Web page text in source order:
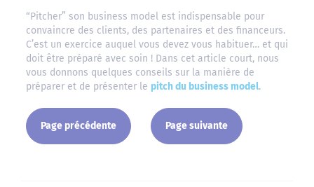
“Pitcher” son business model est indispensable pour
convaincre des clients, des partenaires et des financeurs.
C’est un exercice auquel vous devez vous habituer… et qui
doit être préparé avec soin ! Dans cet article court, nous
vous donnons quelques conseils sur la manière de
préparer et de présenter le pitch du business model.
Page précédente Page suivante